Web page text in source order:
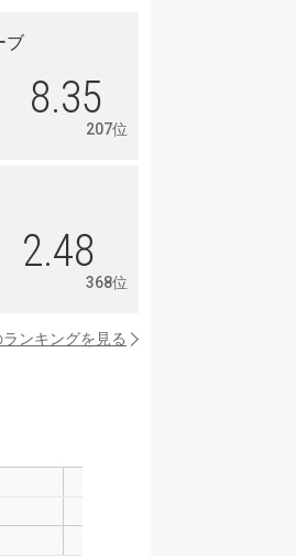
ブ
8.35
207位
2.48
368位
ンキングを見る